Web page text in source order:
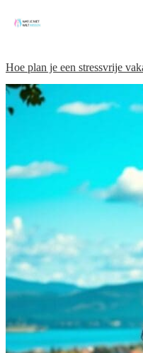
Hoe plan je een stressvrije